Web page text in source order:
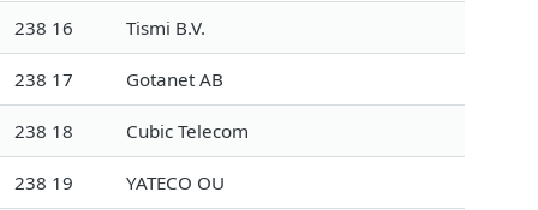
238 16 Tismi B.V.
238 17 Gotanet AB
238 18 Cubic Telecom
238 19 YATECO OU